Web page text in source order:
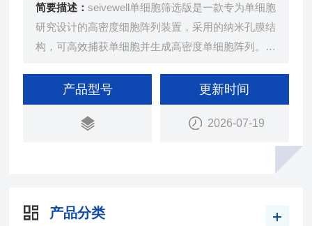
简要描述：seivewell单细胞筛选版是一款专为单细胞
研究设计的高密度细胞阵列装置，采用的纳米孔膜结
构，可高效捕获单细胞并生成高密度单细胞阵列。该
单，无需复杂的流体系统或仪器，兼容标准显微镜观
察，是单细胞研究的理想工具。
产品型号 更新时间
2026-07-19
产品分类